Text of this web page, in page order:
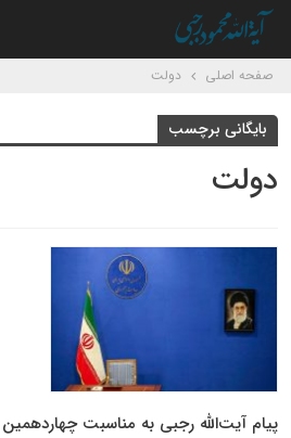
صفحه اصلی دولت
بایگانی برچسب
دولت
پیام آیت‌الله رجبی به مناسبت